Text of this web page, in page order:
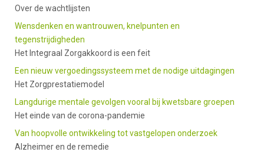
Over de wachtlijsten
Wensdenken en wantrouwen, knelpunten en
tegenstrijdigheden
Het Integraal Zorgakkoord is een feit
Een nieuw vergoedingssysteem met de nodige uitdagingen
Het Zorgprestatiemodel
Langdurige mentale gevolgen vooral bij kwetsbare groepen
Het einde van de corona-pandemie
Van hoopvolle ontwikkeling tot vastgelopen onderzoek
Alzheimer en de remedie